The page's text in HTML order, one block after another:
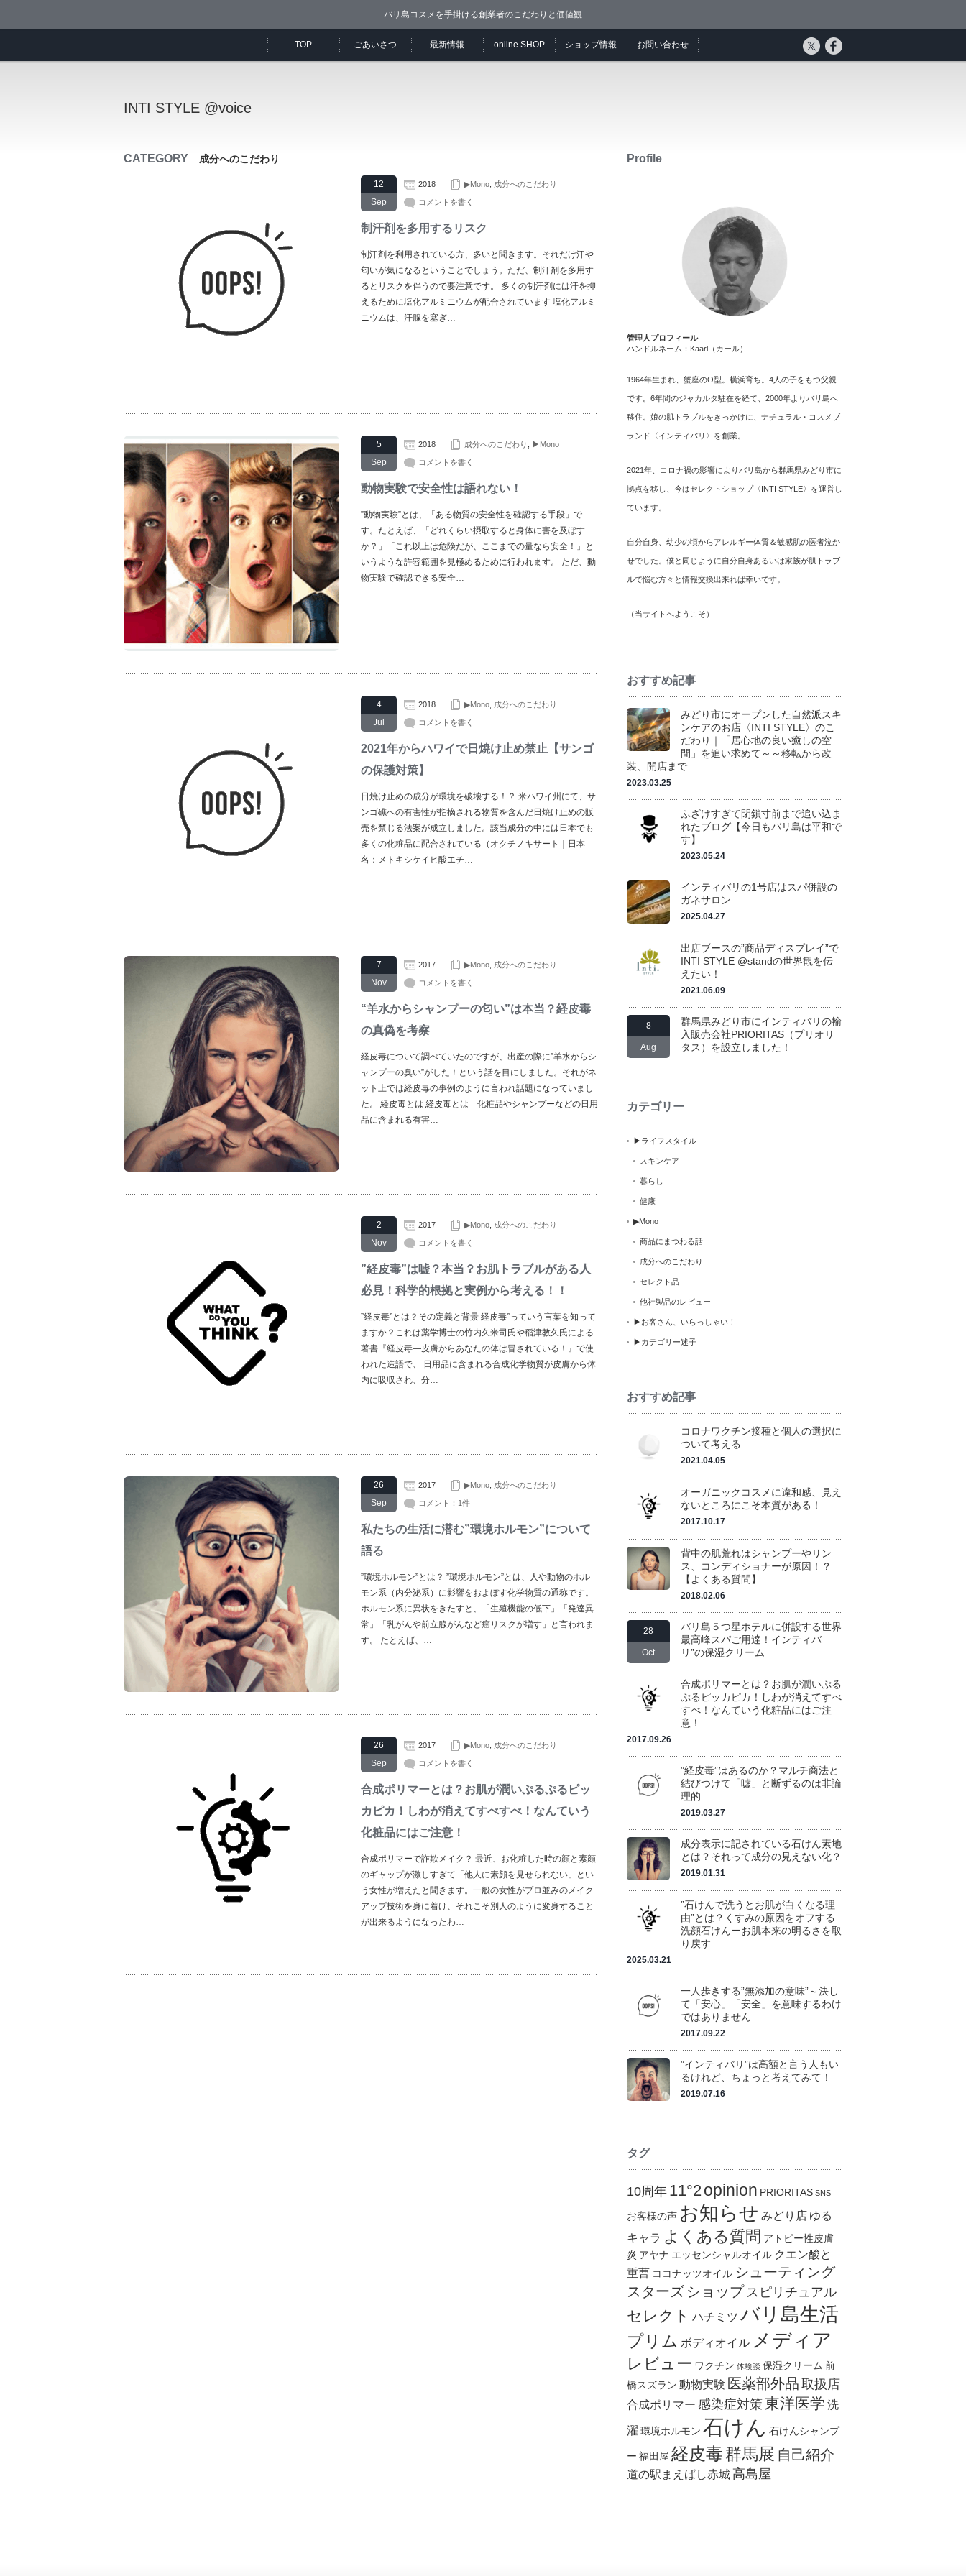
バリ島コスメを手掛ける創業者のこだわりと価値観
TOP ごあいさつ 最新情報 online SHOP ショップ情報 お問い合わせ
INTI STYLE @voice
CATEGORY 成分へのこだわり
12
Sep
2018 ▶Mono 成分へのこだわり
コメントを書く
制汗剤を多用するリスク
制汗剤を利用されている方、多いと聞きます。それだけ汗や
匂いが気になるということでしょう。ただ、制汗剤を多用す
るとリスクを伴うので要注意です。 多くの制汗剤には汗を抑
えるために塩化アルミニウムが配合されています 塩化アルミ
ニウムは、汗腺を塞ぎ…
5
Sep
2018 成分へのこだわり ▶Mono
コメントを書く
動物実験で安全性は語れない！
”動物実験”とは、「ある物質の安全性を確認する手段」で
す。たとえば、「どれくらい摂取すると身体に害を及ぼす
か？」「これ以上は危険だが、ここまでの量なら安全！」と
いうような許容範囲を見極めるために行われます。 ただ、動
物実験で確認できる安全…
4
Jul
2018 ▶Mono 成分へのこだわり
コメントを書く
2021年からハワイで日焼け止め禁止【サンゴ
の保護対策】
日焼け止めの成分が環境を破壊する！？ 米ハワイ州にて、サ
ンゴ礁への有害性が指摘される物質を含んだ日焼け止めの販
売を禁じる法案が成立しました。該当成分の中には日本でも
多くの化粧品に配合されている（オクチノキサート｜日本
名：メトキシケイヒ酸エチ…
7
Nov
2017 ▶Mono 成分へのこだわり
コメントを書く
“羊水からシャンプーの匂い”は本当？経皮毒
の真偽を考察
経皮毒について調べていたのですが、出産の際に”羊水からシ
ャンプーの臭い”がした！という話を目にしました。それがネ
ット上では経皮毒の事例のように言われ話題になっていまし
た。 経皮毒とは 経皮毒とは「化粧品やシャンプーなどの日用
品に含まれる有害…
2
Nov
2017 ▶Mono 成分へのこだわり
コメントを書く
”経皮毒”は嘘？本当？お肌トラブルがある人
必見！科学的根拠と実例から考える！！
”経皮毒”とは？その定義と背景 経皮毒”っていう言葉を知って
ますか？これは薬学博士の竹内久米司氏や稲津教久氏による
著書『経皮毒―皮膚からあなたの体は冒されている！』で使
われた造語で、 日用品に含まれる合成化学物質が皮膚から体
内に吸収され、分…
26
Sep
2017 ▶Mono 成分へのこだわり
コメント：1件
私たちの生活に潜む”環境ホルモン”について
語る
”環境ホルモン”とは？ ”環境ホルモン”とは、人や動物のホル
モン系（内分泌系）に影響をおよぼす化学物質の通称です。
ホルモン系に異状をきたすと、「生殖機能の低下」「発達異
常」「乳がんや前立腺がんなど癌リスクが増す」と言われま
す。 たとえば、…
26
Sep
2017 ▶Mono 成分へのこだわり
コメントを書く
合成ポリマーとは？お肌が潤いぷるぷるピッ
カピカ！しわが消えてすべすべ！なんていう
化粧品にはご注意！
合成ポリマーで詐欺メイク？ 最近、お化粧した時の顔と素顔
のギャップが激しすぎて「他人に素顔を見せられない」とい
う女性が増えたと聞きます。一般の女性がプロ並みのメイク
アップ技術を身に着け、それこそ別人のように変身すること
が出来るようになったわ…
Profile
管理人プロフィール
ハンドルネーム：Kaarl（カール）
1964年生まれ、蟹座のO型。横浜育ち。4人の子をもつ父親
です。6年間のジャカルタ駐在を経て、2000年よりバリ島へ
移住。娘の肌トラブルをきっかけに、ナチュラル・コスメブ
ランド〈インティバリ〉を創業。
2021年、コロナ禍の影響によりバリ島から群馬県みどり市に
拠点を移し、今はセレクトショップ〈INTI STYLE〉を運営し
ています。
自分自身、幼少の頃からアレルギー体質＆敏感肌の医者泣か
せでした。僕と同じように自分自身あるいは家族が肌トラブ
ルで悩む方々と情報交換出来れば幸いです。
（ 当サイトへようこそ ）
おすすめ記事
みどり市にオープンした自然派スキ
ンケアのお店〈INTI STYLE〉のこ
だわり｜「居心地の良い癒しの空
間」を追い求めて～～移転から改
装、開店まで
2023.03.25
ふざけすぎて閉鎖寸前まで追い込ま
れたブログ【今日もバリ島は平和で
す】
2023.05.24
インティバリの1号店はスパ併設の
ガネサロン
2025.04.27
出店ブースの”商品ディスプレイ”で
INTI STYLE @standの世界観を伝
えたい！
2021.06.09
8
Aug
群馬県みどり市にインティバリの輸
入販売会社PRIORITAS（プリオリ
タス）を設立しました！
カテゴリー
▶ライフスタイル
スキンケア
暮らし
健康
▶Mono
商品にまつわる話
成分へのこだわり
セレクト品
他社製品のレビュー
▶お客さん、いらっしゃい！
▶カテゴリー迷子
おすすめ記事
コロナワクチン接種と個人の選択に
ついて考える
2021.04.05
オーガニックコスメに違和感、見え
ないところにこそ本質がある！
2017.10.17
背中の肌荒れはシャンプーやリン
ス、コンディショナーが原因！？
【よくある質問】
2018.02.06
28
Oct
バリ島５つ星ホテルに併設する世界
最高峰スパご用達！インティバ
リ”の保湿クリーム
合成ポリマーとは？お肌が潤いぷる
ぷるピッカピカ！しわが消えてすべ
すべ！なんていう化粧品にはご注
意！
2017.09.26
”経皮毒”はあるのか？マルチ商法と
結びつけて「嘘」と断ずるのは非論
理的
2019.03.27
成分表示に記されている石けん素地
とは？それって成分の見えない化？
2019.01.31
”石けんで洗うとお肌が白くなる理
由”とは？くすみの原因をオフする
洗顔石けんーお肌本来の明るさを取
り戻す
2025.03.21
一人歩きする”無添加の意味”～決し
て「安心」「安全」を意味するわけ
ではありません
2017.09.22
”インティバリ”は高額と言う人もい
るけれど、ちょっと考えてみて！
2019.07.16
タグ
10周年 11°2opinion PRIORITAS SNS
お客様の声 お知らせ みどり店 ゆる
キャラ よくある質問 アトピー性皮膚
炎 アヤナ エッセンシャルオイル クエン酸と
重曹 ココナッツオイル シューティング
スターズ ショップ スピリチュアル
セレクト ハチミツ バリ島生活
プリム ボディオイル メディア
レビュー ワクチン 体験談 保湿クリーム 前
橋スズラン 動物実験 医薬部外品 取扱店
合成ポリマー 感染症対策 東洋医学 洗
濯 環境ホルモン 石けん 石けんシャンプ
ー 福田屋 経皮毒群馬展 自己紹介
道の駅まえばし赤城 高島屋